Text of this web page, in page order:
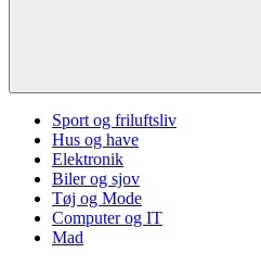
Sport og friluftsliv
Hus og have
Elektronik
Biler og sjov
Tøj og Mode
Computer og IT
Mad